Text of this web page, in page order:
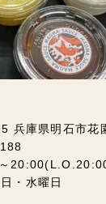
兵庫県明石市花
・水曜日